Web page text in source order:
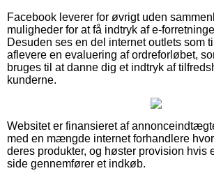
Facebook leverer for øvrigt uden
muligheder for at få indtryk af e-
Desuden ses en del internet outlets som
aflevere en evaluering af ordreforløbet,
bruges til at danne dig et indtryk af
kunderne.
Websitet er finansieret af
med en mængde internet forhandlere
deres produkter, og høster provision hvis
side gennemfører et indkøb.